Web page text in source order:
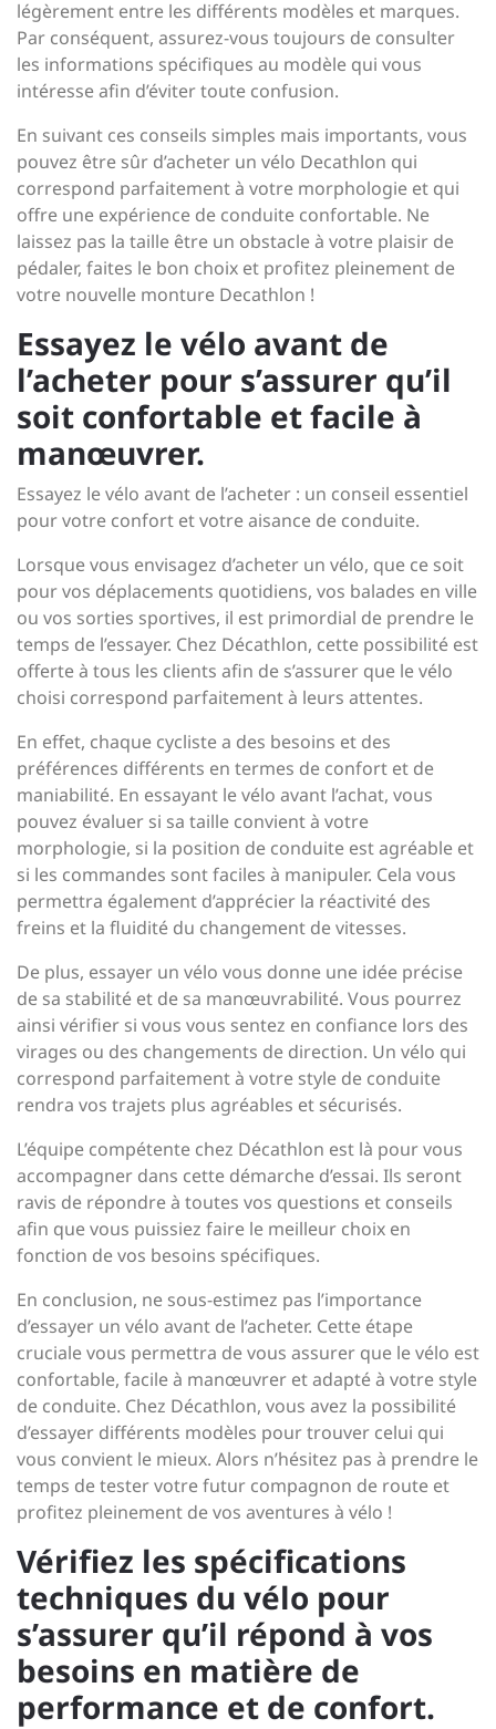
légèrement entre les différents modèles et marques.
Par conséquent, assurez-vous toujours de consulter
les informations spécifiques au modèle qui vous
intéresse afin d’éviter toute confusion.
En suivant ces conseils simples mais importants, vous
pouvez être sûr d’acheter un vélo Decathlon qui
correspond parfaitement à votre morphologie et qui
offre une expérience de conduite confortable. Ne
laissez pas la taille être un obstacle à votre plaisir de
pédaler, faites le bon choix et profitez pleinement de
votre nouvelle monture Decathlon !
Essayez le vélo avant de
l’acheter pour s’assurer qu’il
soit confortable et facile à
manœuvrer.
Essayez le vélo avant de l’acheter : un conseil essentiel
pour votre confort et votre aisance de conduite.
Lorsque vous envisagez d’acheter un vélo, que ce soit
pour vos déplacements quotidiens, vos balades en ville
ou vos sorties sportives, il est primordial de prendre le
temps de l’essayer. Chez Décathlon, cette possibilité est
offerte à tous les clients afin de s’assurer que le vélo
choisi correspond parfaitement à leurs attentes.
En effet, chaque cycliste a des besoins et des
préférences différents en termes de confort et de
maniabilité. En essayant le vélo avant l’achat, vous
pouvez évaluer si sa taille convient à votre
morphologie, si la position de conduite est agréable et
si les commandes sont faciles à manipuler. Cela vous
permettra également d’apprécier la réactivité des
freins et la fluidité du changement de vitesses.
De plus, essayer un vélo vous donne une idée précise
de sa stabilité et de sa manœuvrabilité. Vous pourrez
ainsi vérifier si vous vous sentez en confiance lors des
virages ou des changements de direction. Un vélo qui
correspond parfaitement à votre style de conduite
rendra vos trajets plus agréables et sécurisés.
L’équipe compétente chez Décathlon est là pour vous
accompagner dans cette démarche d’essai. Ils seront
ravis de répondre à toutes vos questions et conseils
afin que vous puissiez faire le meilleur choix en
fonction de vos besoins spécifiques.
En conclusion, ne sous-estimez pas l’importance
d’essayer un vélo avant de l’acheter. Cette étape
cruciale vous permettra de vous assurer que le vélo est
confortable, facile à manœuvrer et adapté à votre style
de conduite. Chez Décathlon, vous avez la possibilité
d’essayer différents modèles pour trouver celui qui
vous convient le mieux. Alors n’hésitez pas à prendre le
temps de tester votre futur compagnon de route et
profitez pleinement de vos aventures à vélo !
Vérifiez les spécifications
techniques du vélo pour
s’assurer qu’il répond à vos
besoins en matière de
performance et de confort.